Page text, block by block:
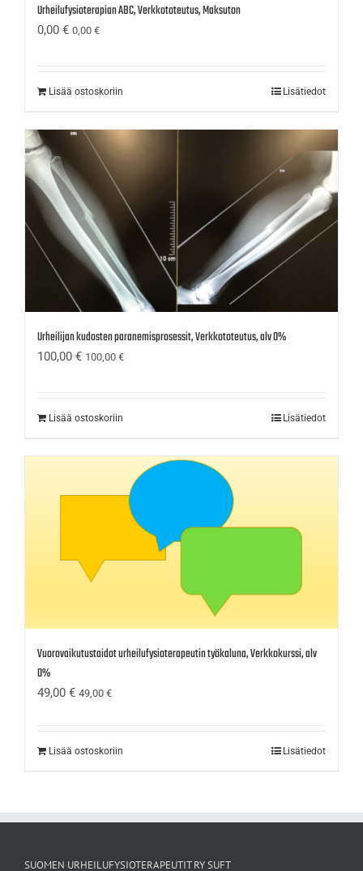
Urheilufysioterapian ABC, Verkkototeutus, Maksuton
0,00 € 0,00 €
Lisää ostoskoriin Lisätiedot
Urheilijan kudosten paranemisprosessit, Verkkototeutus, alv 0%
100,00 € 100,00 €
Lisää ostoskoriin Lisätiedot
Vuorovaikutustaidot urheilufysioterapeutin työkaluna, Verkkokurssi, alv
0%
49,00 € 49,00 €
Lisää ostoskoriin Lisätiedot
SUOMEN URHEILUFYSIOTERAPEUTIT RY SUFT